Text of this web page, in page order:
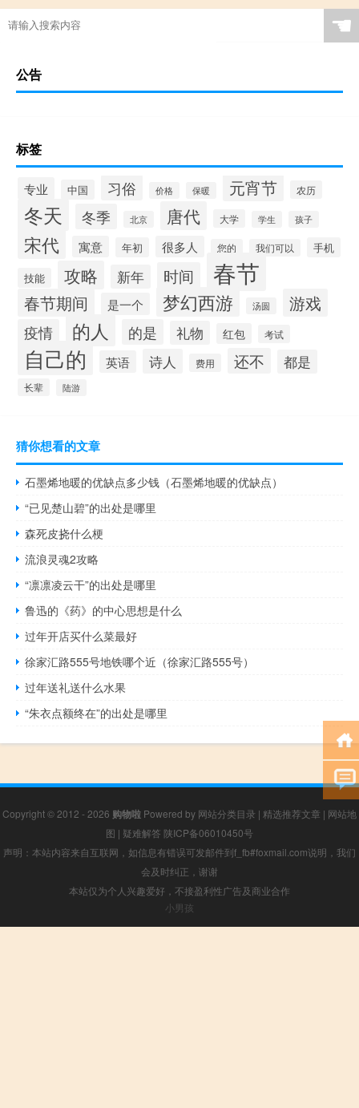
☚
公告
标签
专业 中国 习俗 价格 保暖 元宵节 农历
冬天 冬季 北京 唐代 大学 学生 孩子
宋代 寓意 年初 很多人 您的 我们可以
手机
技能
攻略 新年 时间 春节
春节期间 是一个 梦幻西游 汤圆 游戏
疫情 的人 的是 礼物 红包 考试
自己的 英语 诗人 费用 还不 都是
长辈 陆游
猜你想看的文章
石墨烯地暖的优缺点多少钱（石墨烯地暖的优缺点）
“已见楚山碧”的出处是哪里
森死皮挠什么梗
流浪灵魂2攻略
“凛凛凌云干”的出处是哪里
鲁迅的《药》的中心思想是什么
过年开店买什么菜最好
徐家汇路555号地铁哪个近（徐家汇路555号）
过年送礼送什么水果
“朱衣点额终在”的出处是哪里
Copyright © 2012 - 2026 购物啦 Powered by 网站分类目录 | 精选推荐文章 | 网站地
图 | 疑难解答 陕ICP备06010450号
声明：本站内容来自互联网，如信息有错误可发邮件到f_fb#foxmail.com说明，我们
会及时纠正，谢谢
本站仅为个人兴趣爱好，不接盈利性广告及商业合作
小男孩